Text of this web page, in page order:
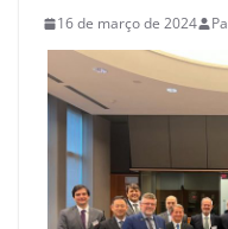
16 de março de 2024